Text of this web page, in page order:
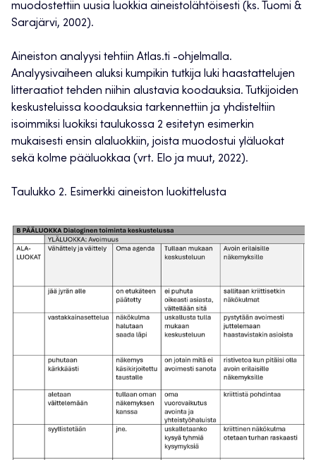
muodostettiin uusia luokkia aineistolähtöisesti (ks. Tuomi &
Sarajärvi, 2002).
Aineiston analyysi tehtiin Atlas.ti -ohjelmalla.
Analyysivaiheen aluksi kumpikin tutkija luki haastattelujen
litteraatiot tehden niihin alustavia koodauksia. Tutkijoiden
keskusteluissa koodauksia tarkennettiin ja yhdisteltiin
isoimmiksi luokiksi taulukossa 2 esitetyn esimerkin
mukaisesti ensin alaluokkiin, joista muodostui yläluokat
sekä kolme pääluokkaa (vrt. Elo ja muut, 2022).
Taulukko 2. Esimerkki aineiston luokittelusta